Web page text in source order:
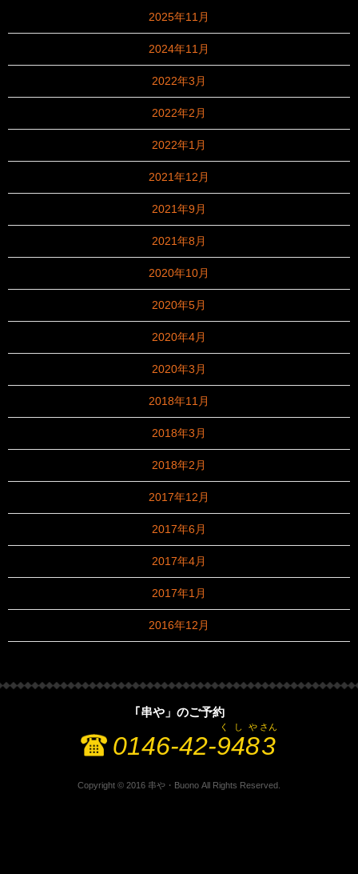
2025年11月
2024年11月
2022年3月
2022年2月
2022年1月
2021年12月
2021年9月
2021年8月
2020年10月
2020年5月
2020年4月
2020年3月
2018年11月
2018年3月
2018年2月
2017年12月
2017年6月
2017年4月
2017年1月
2016年12月
｢串や」のご予約
0146-42-9
く
4
し
8
や
3
さん
Copyright © 2016 串や・Buono All Rights Reserved.